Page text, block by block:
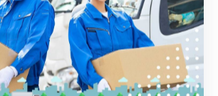
実度に注目しましょう。
方の数時間だけの勤務が可能な求人
スタートできる案件がおすすめです。
て・介護などと両立しやすく、無理